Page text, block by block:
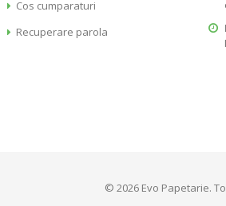
Cos cumparaturi
Recuperare parola
© 2026 Evo Papetarie.